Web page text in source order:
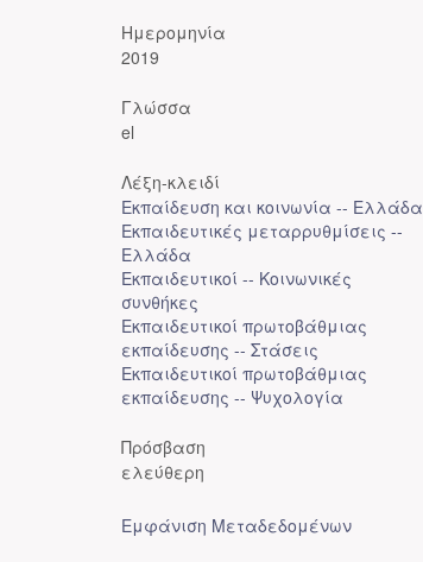
Ημερομηνία
2019
Γλώσσα
el
Λέξη-κλειδί
Εκπαίδευση και κοινωνία -- Ελλάδα
Εκπαιδευτικές μεταρρυθμίσεις --
Ελλάδα
Εκπαιδευτικοί -- Κοινωνικές
συνθήκες
Εκπαιδευτικοί πρωτοβάθμιας
εκπαίδευσης -- Στάσεις
Εκπαιδευτικοί πρωτοβάθμιας
εκπαίδευσης -- Ψυχολογία
Πρόσβαση
ελεύθερη
Εμφάνιση Μεταδεδομένων